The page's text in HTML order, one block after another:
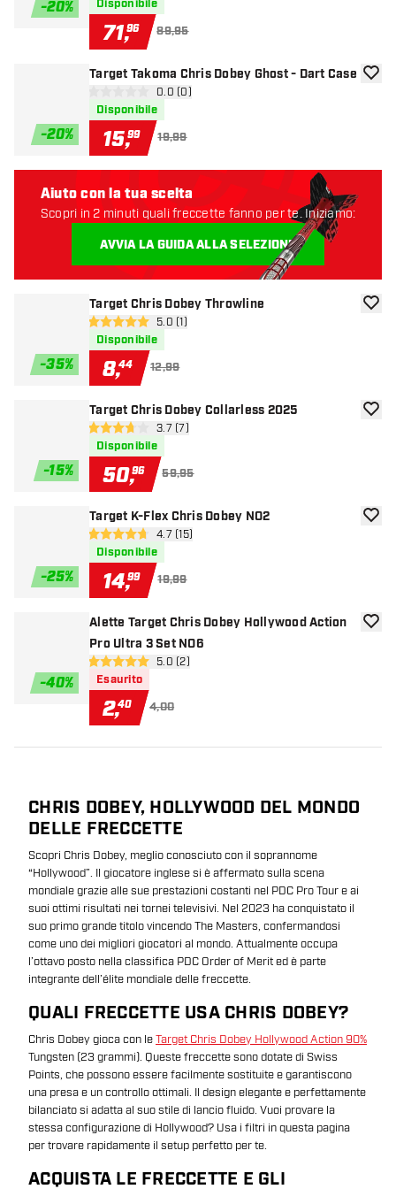
-20% Disponibile
71,96 89,95
-20%
Target Takoma Chris Dobey Ghost - Dart Case
apri pannello recensioni
0 stelle di valutazione
0.0 (0)
Disponibile
15,99 19,99
-35%
Target Chris Dobey Throwline
apri pannello recensioni
5 stelle di valutazione
5.0 (1)
Disponibile
8,44 12,99
-15%
Target Chris Dobey Collarless 2025
apri pannello recensioni
3.7 stelle di valutazione
3.7 (7)
Disponibile
50,96 59,95
-25%
Target K-Flex Chris Dobey NO2
apri pannello recensioni
4.7 stelle di valutazione
4.7 (15)
Disponibile
14,99 19,99
-40%
Alette Target Chris Dobey Hollywood Action
Pro Ultra 3 Set NO6
apri pannello recensioni
5 stelle di valutazione
5.0 (2)
Esaurito
2,40 4,00
Aiuto con la tua scelta
Scopri in 2 minuti quali freccette fanno per te. Iniziamo:
AVVIA LA GUIDA ALLA SELEZIONE
CHRIS DOBEY, HOLLYWOOD DEL MONDO
DELLE FRECCETTE
Scopri Chris Dobey, meglio conosciuto con il soprannome
“Hollywood”. Il giocatore inglese si è affermato sulla scena
mondiale grazie alle sue prestazioni costanti nel PDC Pro Tour e ai
suoi ottimi risultati nei tornei televisivi. Nel 2023 ha conquistato il
suo primo grande titolo vincendo The Masters, confermandosi
come uno dei migliori giocatori al mondo. Attualmente occupa
l’ottavo posto nella classifica PDC Order of Merit ed è parte
integrante dell’élite mondiale delle freccette.
QUALI FRECCETTE USA CHRIS DOBEY?
Chris Dobey gioca con leTarget Chris Dobey Hollywood Action 90%
Tungsten (23 grammi). Queste freccette sono dotate di Swiss
Points, che possono essere facilmente sostituite e garantiscono
una presa e un controllo ottimali. Il design elegante e perfettamente
bilanciato si adatta al suo stile di lancio fluido. Vuoi provare la
stessa configurazione di Hollywood? Usa i filtri in questa pagina
per trovare rapidamente il setup perfetto per te.
ACQUISTA LE FRECCETTE E GLI